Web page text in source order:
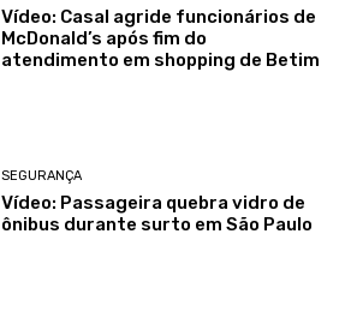
Vídeo: Casal agride funcionários de
McDonald’s após fim do
atendimento em shopping de Betim
SEGURANÇA
Vídeo: Passageira quebra vidro de
ônibus durante surto em São Paulo